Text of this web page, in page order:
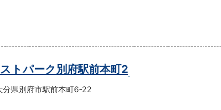
ストパーク別府駅前本町2
分県別府市駅前本町6-22